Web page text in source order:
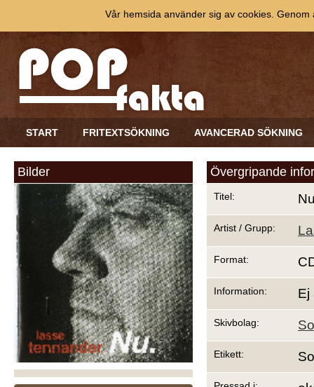
START FRITEXTSÖKNING AVANCERAD SÖKNING
Bilder Övergripande
Titel:
Artist / Grupp:
Format:
Information: Ej
Skivbolag:
Etikett:
Vår hemsida använder sig av cookies.